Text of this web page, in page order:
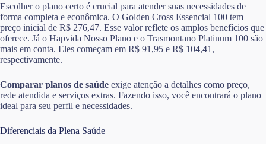
Escolher o plano certo é crucial para atender suas necessidades de
forma completa e econômica. O Golden Cross Essencial 100 tem
preço inicial de R$ 276,47. Esse valor reflete os amplos benefícios que
oferece. Já o Hapvida Nosso Plano e o Trasmontano Platinum 100 são
mais em conta. Eles começam em R$ 91,95 e R$ 104,41,
respectivamente.
Comparar planos de saúde exige atenção a detalhes como preço,
rede atendida e serviços extras. Fazendo isso, você encontrará o plano
ideal para seu perfil e necessidades.
Diferenciais da Plena Saúde